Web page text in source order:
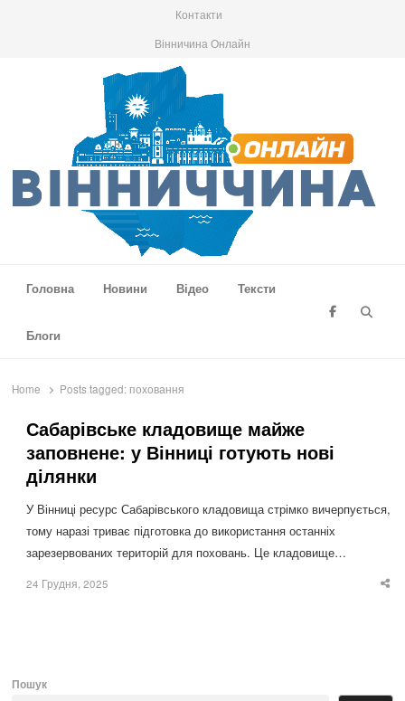
Контакти
Вінничина Онлайн
Головна
Новини Відео Тексти
Блоги
Home Posts tagged: поховання
Сабарівське кладовище майже
заповнене: у Вінниці готують нові
ділянки
У Вінниці ресурс Сабарівського кладовища стрімко вичерпується,
тому наразі триває підготовка до використання останніх
зарезервованих територій для поховань. Це кладовище…
24 Грудня, 2025
Пошук